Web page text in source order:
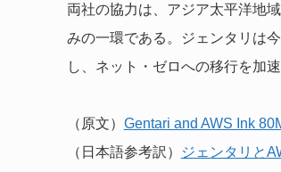
両社の協力は、アジア太平洋地
みの一環である。ジェンタリは
し、ネット・ゼロへの移行を加
（原文） Gentari and AWS Ink
（日本語参考訳）
ジェンタリと